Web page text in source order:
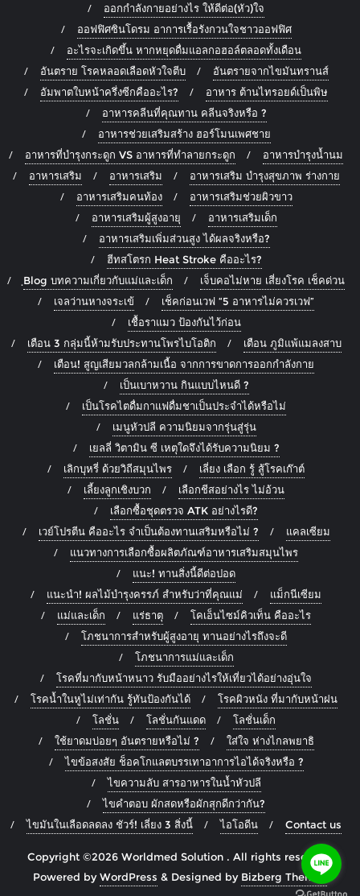
ออกกำลังกายอย่างไร ให้ดีต่อ(หัว)ใจ
ออฟฟิศซินโดรม อาการเรื้อรังกวนใจชาวออฟฟิศ
อะไรจะเกิดขึ้น หากหยุดดื่มแอลกอฮอล์ตลอดทั้งเดือน
อันตราย โรคหลอดเลือดหัวใจตีบ
อันตรายจากไขมันทรานส์
อัมพาตใบหน้าครึ่งซีกคืออะไร?
อาหาร ต้านไทรอยด์เป็นพิษ
อาหารคลีนที่คุณทาน คลีนจริงหรือ ?
อาหารช่วยเสริมสร้าง ฮอร์โมนเพศชาย
อาหารที่บำรุงกระดูก VS อาหารที่ทำลายกระดูก
อาหารบำรุงน้ำนม
อาหารเสริม
อาหารเสริม
อาหารเสริม บำรุงสุขภาพ ร่างกาย
อาหารเสริมคนท้อง
อาหารเสริมช่วยผิวขาว
อาหารเสริมผู้สูงอายุ
อาหารเสริมเด็ก
อาหารเสริมเพิ่มส่วนสูง ได้ผลจริงหรือ?
ฮีทสโตรก Heat Stroke คืออะไร?
ฺBlog บทความเกี่ยวกับแม่และเด็ก
เจ็บคอไม่หาย เสี่ยงโรค เช็คด่วน
เจลว่านหางจระเข้
เช็คก่อนเวฟ “5 อาหารไม่ควรเวฟ”
เชื้อราแมว ป้องกันไว้ก่อน
เตือน 3 กลุ่มนี้ห้ามรับประทานโพรไบโอติก
เตือน ภูมิแพ้แมลงสาบ
เตือน! สูญเสียมวลกล้ามเนื้อ จากการขาดการออกกำลังกาย
เป็นเบาหวาน กินแบบไหนดี ?
เป็นโรคไตดื่มกาแฟดื่มชาเป็นประจำได้หรือไม่
เมนูหัวปลี ความนิยมจากรุ่นสู่รุ่น
เยลลี่ วิตามิน ซี เหตุใดจึงได้รับความนิยม ?
เลิกบุหรี่ ด้วยวิถีสมุนไพร
เลี่ยง เลือก รู้ สู้โรคเก๊าต์
เลี้ยงลูกเชิงบวก
เลือกชีสอย่างไร ไม่อ้วน
เลือกซื้อชุดตรวจ ATK อย่างไรดี?
เวย์โปรตีน คืออะไร จำเป็นต้องทานเสริมหรือไม่ ?
แคลเซียม
แนวทางการเลือกซื้อผลิตภัณฑ์อาหารเสริมสมุนไพร
แนะ! ทานสิ่งนี้ดีต่อปอด
แนะนำ! ผลไม้บำรุงครรภ์ สำหรับว่าที่คุณแม่
แม็กนีเซียม
แม่และเด็ก
แร่ธาตุ
โคเอ็นไซม์คิวเท็น คืออะไร
โภชนาการสำหรับผู้สูงอายุ ทานอย่างไรถึงจะดี
โภชนาการแม่และเด็ก
โรคที่มากับหน้าหนาว รับมืออย่างไรให้เที่ยวได้อย่างอุ่นใจ
โรคน้ำในหูไม่เท่ากัน รู้ทันป้องกันได้
โรคผิวหนัง ที่มากับหน้าฝน
โลชั่น
โลชั่นกันแดด
โลชั่นเด็ก
ใช้ยาดมบ่อยๆ อันตรายหรือไม่ ?
ใส่ใจ ห่างไกลพยาธิ
ไขข้อสงสัย ช็อคโกแลตบรรเทาอาการไอได้จริงหรือ ?
ไขความลับ สารอาหารในน้ำหัวปลี
ไขคำตอบ ผักสดหรือผักสุกดีกว่ากัน?
ไขมันในเลือดลดลง ชัวร์! เลี่ยง 3 สิ่งนี้
ไอโอดีน Contact us
Copyright ©2026 Worldmed Solution . All rights reserved.
Powered byWordPress & Designed by Bizberg Themes